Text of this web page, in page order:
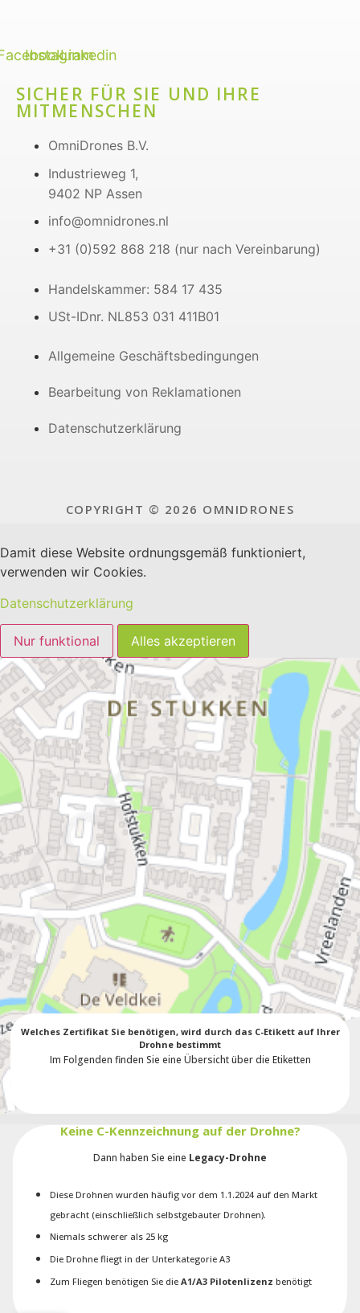
Instagram
Linkedin
SICHER FÜR SIE UND IHRE
MITMENSCHEN
OmniDrones B.V.
Industrieweg 1,
9402 NP Assen
info@omnidrones.nl
+31 (0)592 868 218 (nur nach Vereinbarung)
Handelskammer: 584 17 435
USt-IDnr. NL853 031 411B01
Allgemeine Geschäftsbedingungen
Bearbeitung von Reklamationen
Datenschutzerklärung
COPYRIGHT © 2026 OMNIDRONES
Damit diese Website ordnungsgemäß funktioniert,
verwenden wir Cookies.
Datenschutzerklärung
Nur funktional Alles akzeptieren
Welches Zertifikat Sie benötigen, wird durch das C-Etikett auf Ihrer
Drohne bestimmt
Im Folgenden finden Sie eine Übersicht über die Etiketten
Keine C-Kennzeichnung auf der Drohne?
Dann haben Sie eine Legacy-Drohne
Diese Drohnen wurden häufig vor dem 1.1.2024 auf den Markt
gebracht (einschließlich selbstgebauter Drohnen).
Niemals schwerer als 25 kg
Die Drohne fliegt in der Unterkategorie A3
Zum Fliegen benötigen Sie die A1/A3 Pilotenlizenz benötigt